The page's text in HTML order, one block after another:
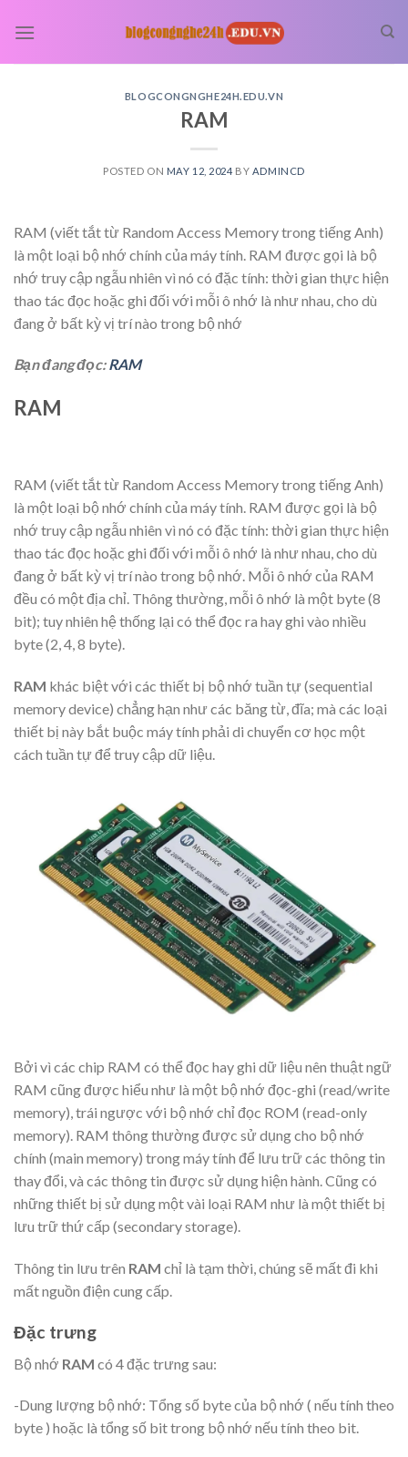
BLOGCONGNGHE24H.EDU.VN
RAM
POSTED ON MAY 12, 2024 BY ADMINCD
RAM (viết tắt từ Random Access Memory trong tiếng Anh)
là một loại bộ nhớ chính của máy tính. RAM được gọi là bộ
nhớ truy cập ngẫu nhiên vì nó có đặc tính: thời gian thực hiện
thao tác đọc hoặc ghi đối với mỗi ô nhớ là như nhau, cho dù
đang ở bất kỳ vị trí nào trong bộ nhớ
Bạn đang đọc:RAM
RAM
RAM (viết tắt từ Random Access Memory trong tiếng Anh)
là một loại bộ nhớ chính của máy tính. RAM được gọi là bộ
nhớ truy cập ngẫu nhiên vì nó có đặc tính: thời gian thực hiện
thao tác đọc hoặc ghi đối với mỗi ô nhớ là như nhau, cho dù
đang ở bất kỳ vị trí nào trong bộ nhớ. Mỗi ô nhớ của RAM
đều có một địa chỉ. Thông thường, mỗi ô nhớ là một byte (8
bit); tuy nhiên hệ thống lại có thể đọc ra hay ghi vào nhiều
byte (2, 4, 8 byte).
RAM khác biệt với các thiết bị bộ nhớ tuần tự (sequential
memory device) chẳng hạn như các băng từ, đĩa; mà các loại
thiết bị này bắt buộc máy tính phải di chuyển cơ học một
cách tuần tự để truy cập dữ liệu.
Bởi vì các chip RAM có thể đọc hay ghi dữ liệu nên thuật ngữ
RAM cũng được hiểu như là một bộ nhớ đọc-ghi (read/write
memory), trái ngược với bộ nhớ chỉ đọc ROM (read-only
memory). RAM thông thường được sử dụng cho bộ nhớ
chính (main memory) trong máy tính để lưu trữ các thông tin
thay đổi, và các thông tin được sử dụng hiện hành. Cũng có
những thiết bị sử dụng một vài loại RAM như là một thiết bị
lưu trữ thứ cấp (secondary storage).
Thông tin lưu trên RAM chỉ là tạm thời, chúng sẽ mất đi khi
mất nguồn điện cung cấp.
Đặc trưng
Bộ nhớ RAM có 4 đặc trưng sau:
-Dung lượng bộ nhớ: Tổng số byte của bộ nhớ ( nếu tính theo
byte ) hoặc là tổng số bit trong bộ nhớ nếu tính theo bit.